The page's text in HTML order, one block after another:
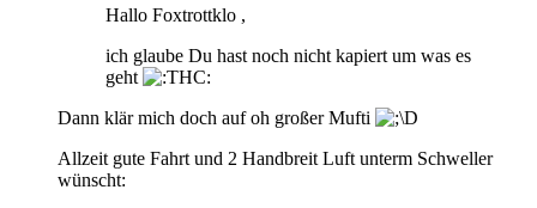
Hallo Foxtrottklo ,
ich glaube Du hast noch nicht kapiert um was es
geht
Dann klär mich doch auf oh großer Mufti
Allzeit gute Fahrt und 2 Handbreit Luft unterm Schweller
wünscht: